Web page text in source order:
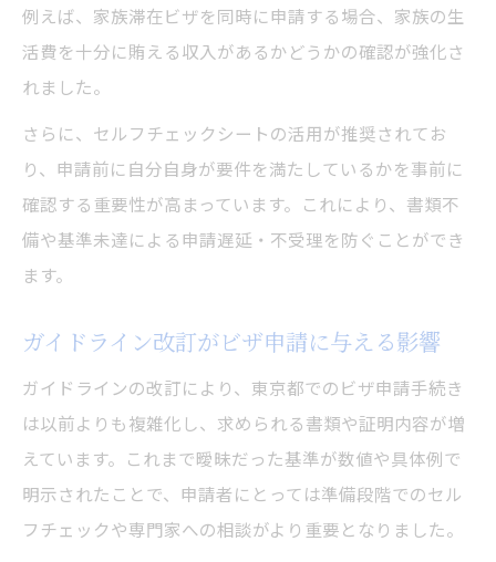
例えば、家族滞在ビザを同時に申請する場合、家族の生
活費を十分に賄える収入があるかどうかの確認が強化さ
れました。
さらに、セルフチェックシートの活用が推奨されてお
り、申請前に自分自身が要件を満たしているかを事前に
確認する重要性が高まっています。これにより、書類不
備や基準未達による申請遅延・不受理を防ぐことができ
ます。
ガイドライン改訂がビザ申請に与える影響
ガイドラインの改訂により、東京都でのビザ申請手続き
は以前よりも複雑化し、求められる書類や証明内容が増
えています。これまで曖昧だった基準が数値や具体例で
明示されたことで、申請者にとっては準備段階でのセル
フチェックや専門家への相談がより重要となりました。